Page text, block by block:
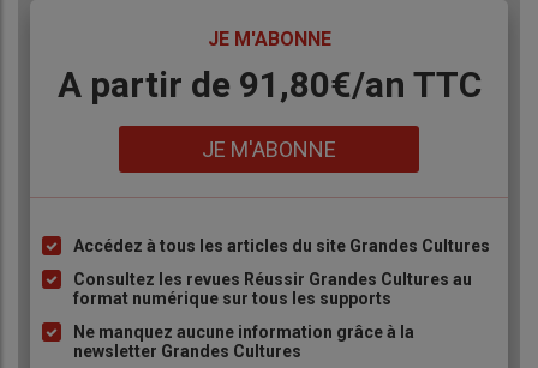
JE M'ABONNE
Body
A partir de 91,80€/an​ TTC
JE M'ABONNE
Liste
à
puce
Accédez à tous les articles du site Grandes Cultures
Consultez les revues Réussir Grandes Cultures au
format numérique sur tous les supports
Ne manquez aucune information grâce à la
newsletter Grandes Cultures